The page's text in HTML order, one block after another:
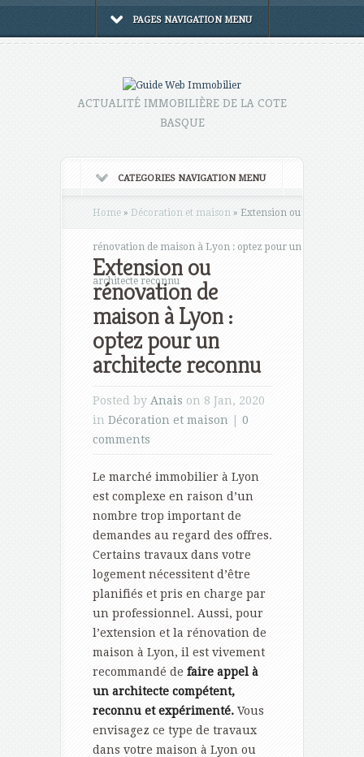
PAGES NAVIGATION MENU
ACTUALITÉ IMMOBILIÈRE DE LA COTE
BASQUE
CATEGORIES NAVIGATION MENU
Home » Décoration et maison » Extension ou
rénovation de maison à Lyon : optez pour un
architecte reconnu
Extension ou
rénovation de
maison à Lyon :
optez pour un
architecte reconnu
Posted by Anais on 8 Jan, 2020
in Décoration et maison
0
comments
Le marché immobilier à Lyon
est complexe en raison d’un
nombre trop important de
demandes au regard des offres.
Certains travaux dans votre
logement nécessitent d’être
planifiés et pris en charge par
un professionnel. Aussi, pour
l’extension et la rénovation de
maison à Lyon, il est vivement
recommandé de faire appel à
un architecte compétent,
reconnu et expérimenté. Vous
envisagez ce type de travaux
dans votre maison à Lyon ou